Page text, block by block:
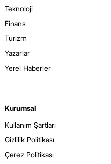
Teknoloji
Finans
Turizm
Yazarlar
Yerel Haberler
Kurumsal
Kullanım Şartları
Gizlilik Politikası
Çerez Politikası